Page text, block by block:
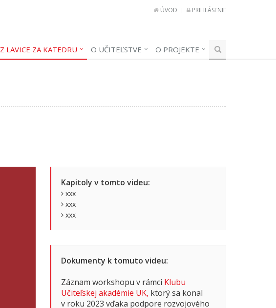
ÚVOD PRIHLÁSENIE
Z LAVICE ZA KATEDRU O UČITEĽSTVE O PROJEKTE
Kapitoly v tomto videu:
xxx
xxx
xxx
Dokumenty k tomuto videu:
Záznam workshopu v rámci Klubu
Učiteľskej akadémie UK, ktorý sa konal
v roku 2023 vďaka podpore rozvojového